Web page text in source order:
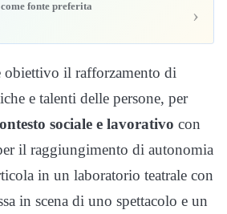
fonte preferita ›
obiettivo il rafforzamento di
e talenti delle persone, per
sociale e lavorativo con
il raggiungimento di autonomia
in un laboratorio teatrale con
in scena di uno spettacolo e un